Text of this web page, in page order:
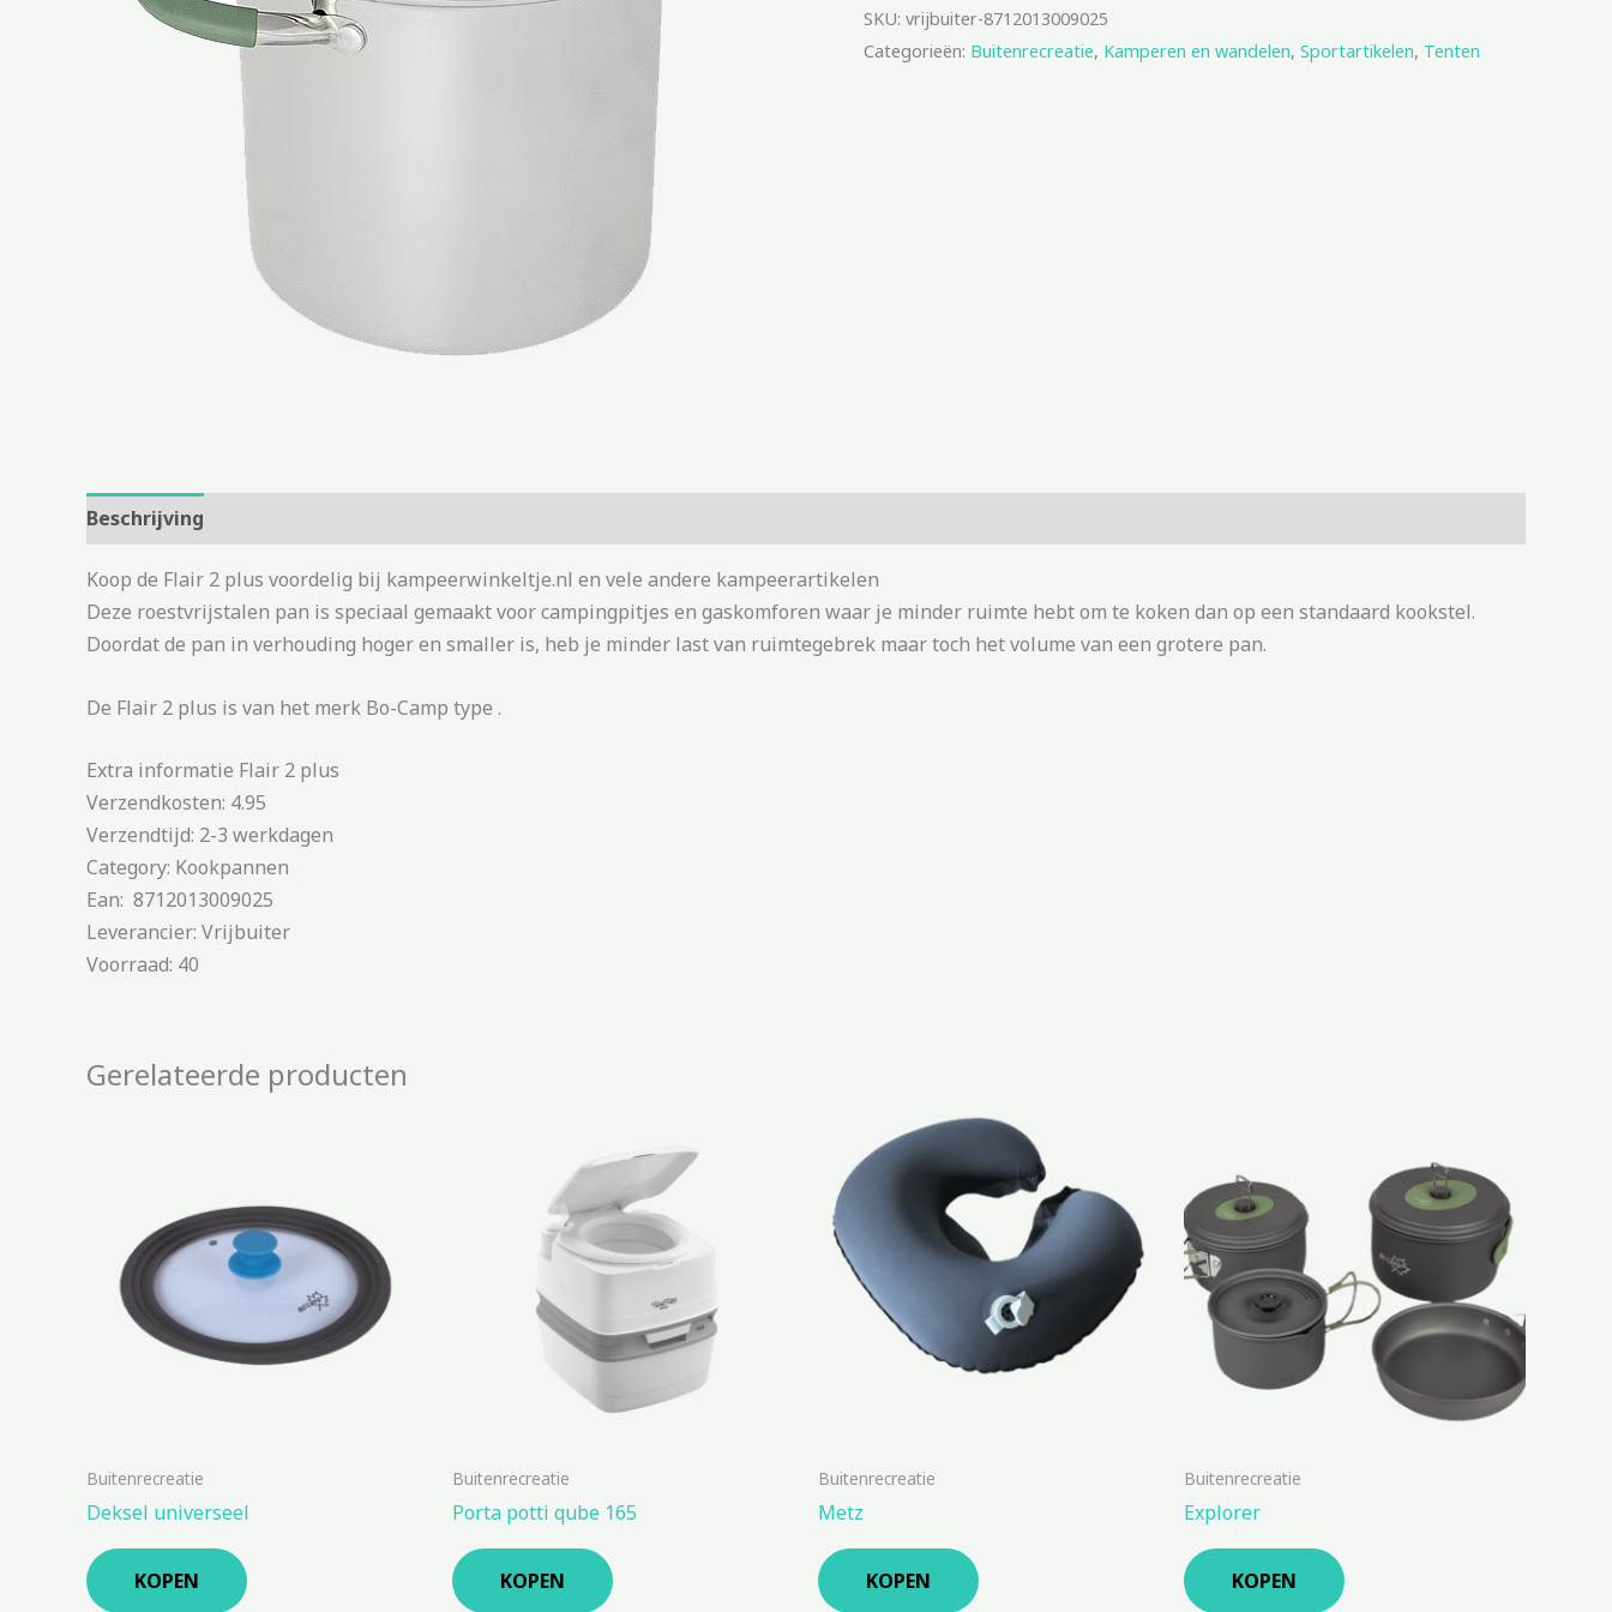
SKU: vrijbuiter-8712013009025
Categorieën: Buitenrecreatie, Kamperen en wandelen, Sportartikelen, Tenten
Beschrijving
Koop de Flair 2 plus voordelig bij kampeerwinkeltje.nl en vele andere kampeerartikelen
Deze roestvrijstalen pan is speciaal gemaakt voor campingpitjes en gaskomforen waar je minder ruimte hebt om te koken dan op een standaard kookstel.
Doordat de pan in verhouding hoger en smaller is, heb je minder last van ruimtegebrek maar toch het volume van een grotere pan.
De Flair 2 plus is van het merk Bo-Camp type .
Extra informatie Flair 2 plus
Verzendkosten: 4.95
Verzendtijd: 2-3 werkdagen
Category: Kookpannen
Ean: 8712013009025
Leverancier: Vrijbuiter
Voorraad: 40
Gerelateerde producten
Buitenrecreatie
Deksel universeel
KOPEN
Buitenrecreatie
Porta potti qube 165
KOPEN
Buitenrecreatie
Metz
KOPEN
Buitenrecreatie
Explorer
KOPEN